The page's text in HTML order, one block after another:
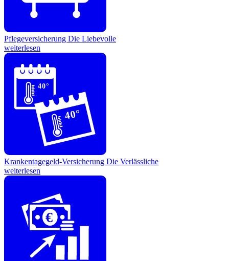
Pflegeversicherung Die Liebevolle
weiterlesen
40°
40°
Krankentagegeld-Versicherung Die Verlässliche
weiterlesen
€